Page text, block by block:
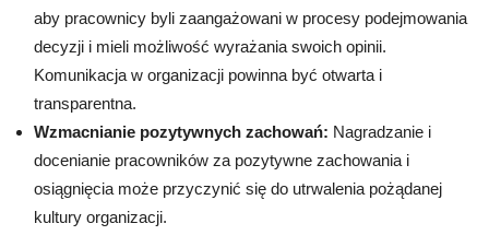
aby pracownicy byli zaangażowani w procesy podejmowania
decyzji i mieli możliwość wyrażania swoich opinii.
Komunikacja w organizacji powinna być otwarta i
transparentna.
Wzmacnianie pozytywnych zachowań: Nagradzanie i
docenianie pracowników za pozytywne zachowania i
osiągnięcia może przyczynić się do utrwalenia pożądanej
kultury organizacji.